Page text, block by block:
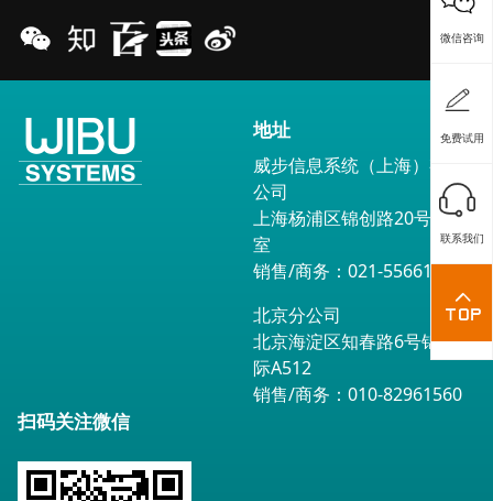
地址
威步信息系统（上海）有限
公司
上海杨浦区锦创路20号1602
室
销售/商务：021-55661791
北京分公司
北京海淀区知春路6号锦秋国
际A512
销售/商务：010-82961560
扫码关注微信
微信咨询
免费试用
联系我们